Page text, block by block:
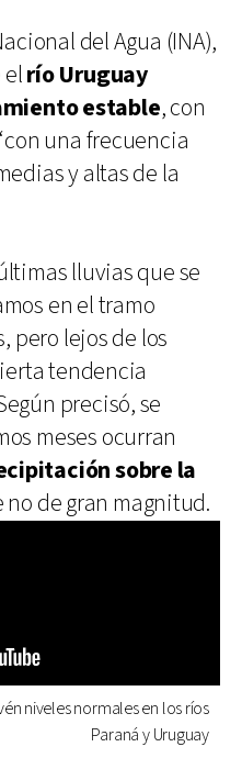
del Agua (INA),
río Uruguay
estable, con
una frecuencia
y altas de la
lluvias que se
en el tramo
pero lejos de los
tendencia
precisó, se
meses ocurran
sobre la
no de gran magnitud.
niveles normales en los ríos
Paraná y Uruguay